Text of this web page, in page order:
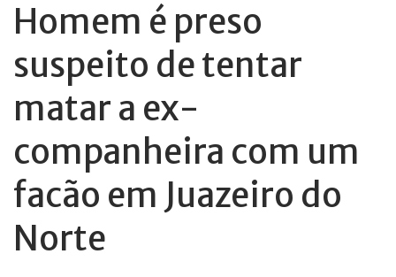
Homem é preso
suspeito de tentar
matar a ex-
companheira com um
facão em Juazeiro do
Norte